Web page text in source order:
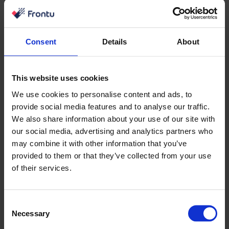
Consent Details About
This website uses cookies
We use cookies to personalise content and ads, to
provide social media features and to analyse our traffic.
We also share information about your use of our site with
our social media, advertising and analytics partners who
may combine it with other information that you’ve
provided to them or that they’ve collected from your use
of their services.
Selection
Necessary
utstyrssjef.
Hvorfor er vedlikehold av utstyr
viktig i gruvedrift?
Helt siden introduksjonen av industrielt utstyr har den
store arbeidskapasiteten og stabiliseringen av
underjordiske strukturer fremskyndet utgravningen av
verdifulle ressurser, samtidig som sikkerheten på
arbeidsplassen har blitt forbedret. Selv om det fortsatt
er et farlig yrke, selv med hjelp av tungt maskineri,
reduserer vedlikehold av gruveutstyr sannsynligheten
for utidige dødsfall som ikke bare rammer andre
Manglende service fører også til tilfeldige utbrudd av
gradvis eller total svikt i utstyret, noe som resulterer i